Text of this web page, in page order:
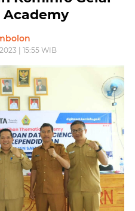
| 15:55 WIB